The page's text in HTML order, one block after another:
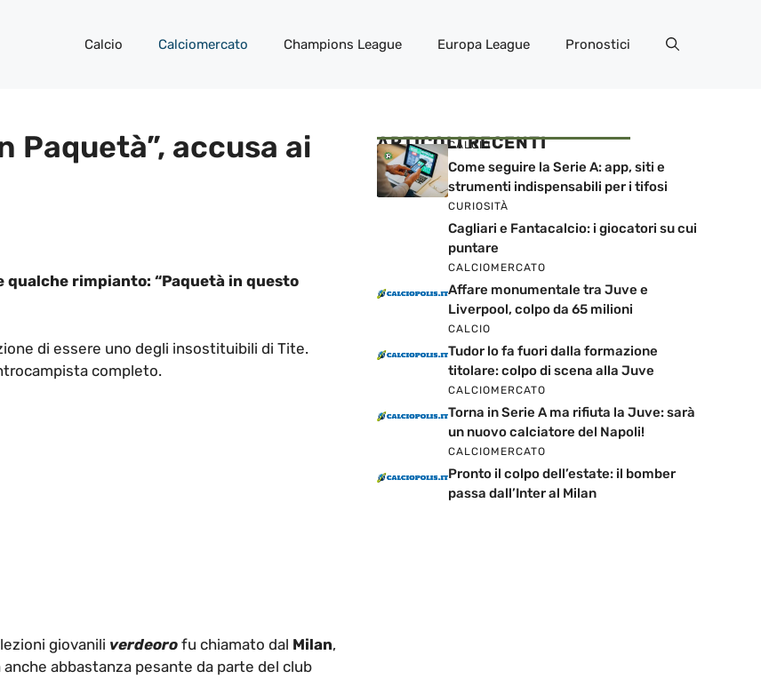
Calcio Calciomercato Champions League Europa League Pronostici
Paquetà”, accusa ai
qualche rimpianto: “Paquetà in questo
di essere uno degli insostituibili di Tite.
completo.
giovanili verdeoro fu chiamato dal Milan,
abbastanza pesante da parte del club
ARTICOLI RECENTI
CALCIO
Come seguire la Serie A: app, siti e
strumenti indispensabili per i tifosi
CURIOSITÀ
Cagliari e Fantacalcio: i giocatori su cui
puntare
CALCIOMERCATO
Affare monumentale tra Juve e
Liverpool, colpo da 65 milioni
CALCIO
Tudor lo fa fuori dalla formazione
titolare: colpo di scena alla Juve
CALCIOMERCATO
Torna in Serie A ma rifiuta la Juve: sarà
un nuovo calciatore del Napoli!
CALCIOMERCATO
Pronto il colpo dell’estate: il bomber
passa dall’Inter al Milan